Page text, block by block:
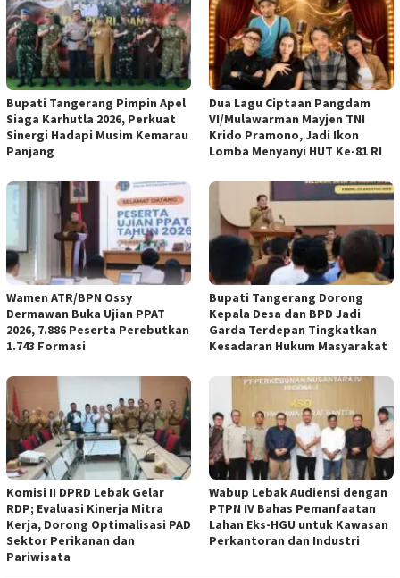
Bupati Tangerang Pimpin Apel
Siaga Karhutla 2026, Perkuat
Sinergi Hadapi Musim Kemarau
Panjang
Dua Lagu Ciptaan Pangdam
VI/Mulawarman Mayjen TNI
Krido Pramono, Jadi Ikon
Lomba Menyanyi HUT Ke-81 RI
Wamen ATR/BPN Ossy
Dermawan Buka Ujian PPAT
2026, 7.886 Peserta Perebutkan
1.743 Formasi
Bupati Tangerang Dorong
Kepala Desa dan BPD Jadi
Garda Terdepan Tingkatkan
Kesadaran Hukum Masyarakat
Komisi II DPRD Lebak Gelar
RDP; Evaluasi Kinerja Mitra
Kerja, Dorong Optimalisasi PAD
Sektor Perikanan dan
Pariwisata
Wabup Lebak Audiensi dengan
PTPN IV Bahas Pemanfaatan
Lahan Eks-HGU untuk Kawasan
Perkantoran dan Industri